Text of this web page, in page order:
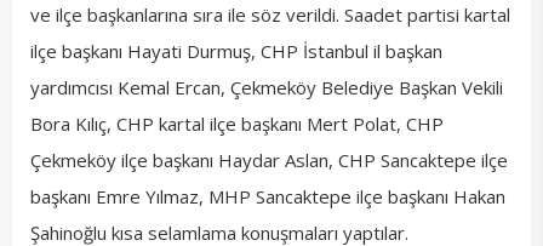
ve ilçe başkanlarına sıra ile söz verildi. Saadet partisi kartal
ilçe başkanı Hayati Durmuş, CHP İstanbul il başkan
yardımcısı Kemal Ercan, Çekmeköy Belediye Başkan Vekili
Bora Kılıç, CHP kartal ilçe başkanı Mert Polat, CHP
Çekmeköy ilçe başkanı Haydar Aslan, CHP Sancaktepe ilçe
başkanı Emre Yılmaz, MHP Sancaktepe ilçe başkanı Hakan
Şahinoğlu kısa selamlama konuşmaları yaptılar.